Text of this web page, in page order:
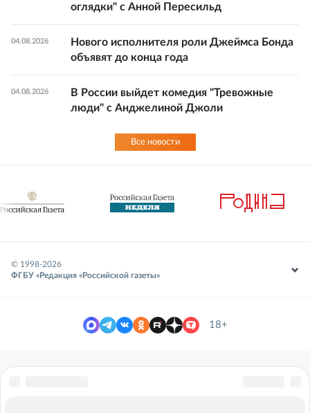
оглядки" с Анной Пересильд
04.08.2026
Нового исполнителя роли Джеймса Бонда
объявят до конца года
04.08.2026
В России выйдет комедия "Тревожные
люди" с Анджелиной Джоли
Все новости
© 1998-2026
ФГБУ «Редакция «Российской газеты»
18+